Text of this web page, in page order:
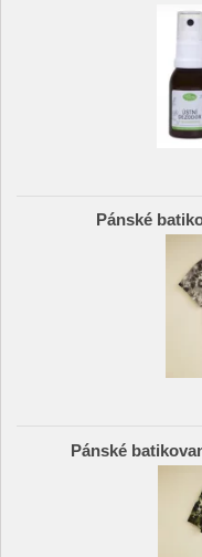
Pánské
Pánské